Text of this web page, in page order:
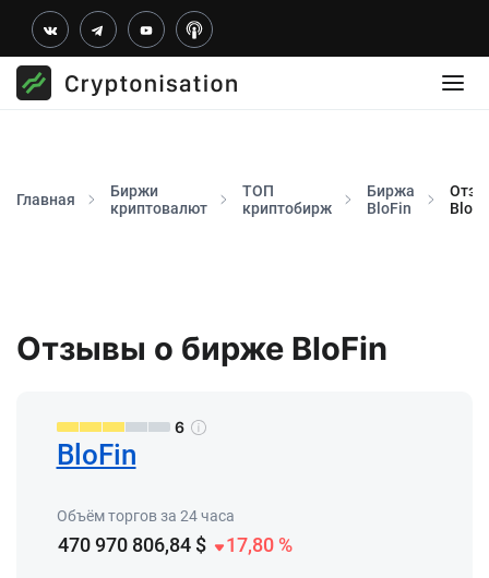
Главная
Биржи
криптовалют
ТОП
криптобирж
Биржа
BloFin
Отзывы о бирже BloFin
6
BloFin
Объём торгов за 24 часа
470 970 806,84 $ 17,80 %